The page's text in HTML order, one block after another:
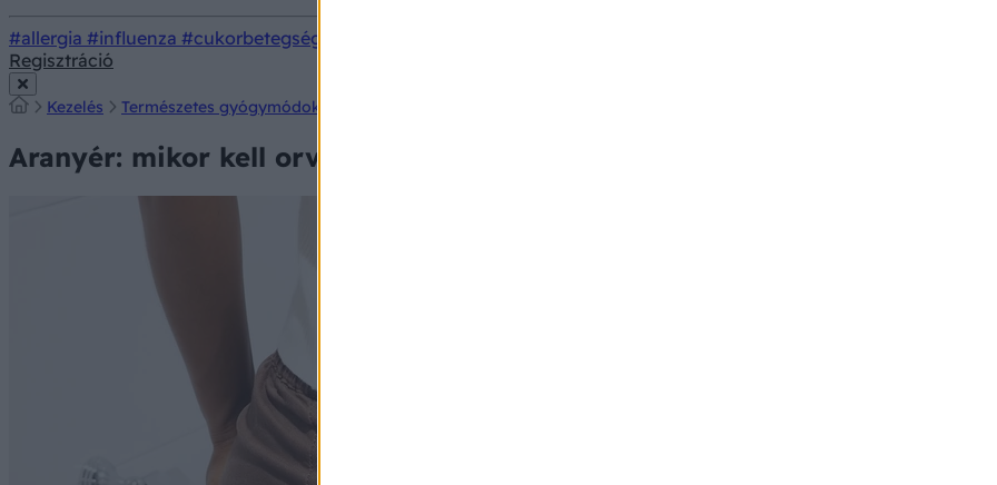
#allergia #influenza #cukorbetegség
Regisztráció
Kezelés Természetes gyógymódok
Aranyér: mikor kell orvoshoz menni vele, és hogyan lehet kezelni?